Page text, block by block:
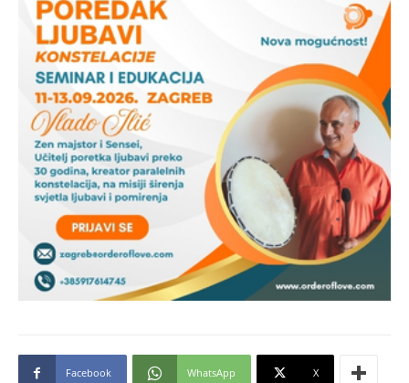
Facebook WhatsApp X